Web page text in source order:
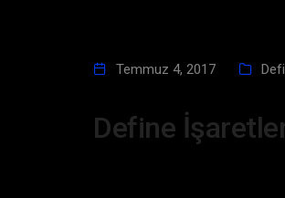
Temmuz 4, 2017
Define